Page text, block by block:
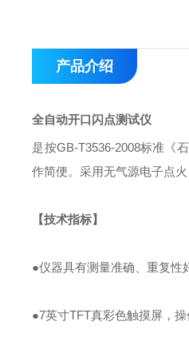
产品介绍
全自动开口闪点测试仪
是按GB-T3536-2008标准《
作简便。采用无气源电子点
【技术指标】
●仪器具有测量准确、重复性
●7英寸TFT真彩色触摸屏，